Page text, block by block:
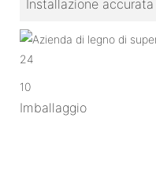
Installazione
10
Imballaggio